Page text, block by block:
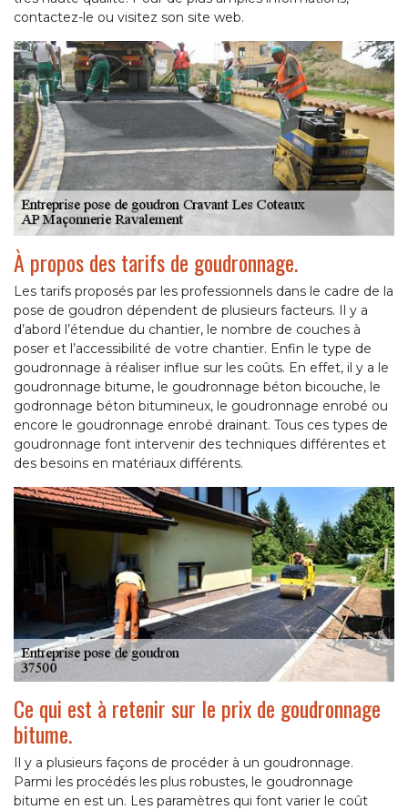
contactez-le ou visitez son site web.
À propos des tarifs de goudronnage.
Les tarifs proposés par les professionnels dans le cadre de la
pose de goudron dépendent de plusieurs facteurs. Il y a
d’abord l’étendue du chantier, le nombre de couches à
poser et l’accessibilité de votre chantier. Enfin le type de
goudronnage à réaliser influe sur les coûts. En effet, il y a le
goudronnage bitume, le goudronnage béton bicouche, le
godronnage béton bitumineux, le goudronnage enrobé ou
encore le goudronnage enrobé drainant. Tous ces types de
goudronnage font intervenir des techniques différentes et
des besoins en matériaux différents.
Ce qui est à retenir sur le prix de goudronnage
bitume.
Il y a plusieurs façons de procéder à un goudronnage.
Parmi les procédés les plus robustes, le goudronnage
bitume en est un. Les paramètres qui font varier le coût